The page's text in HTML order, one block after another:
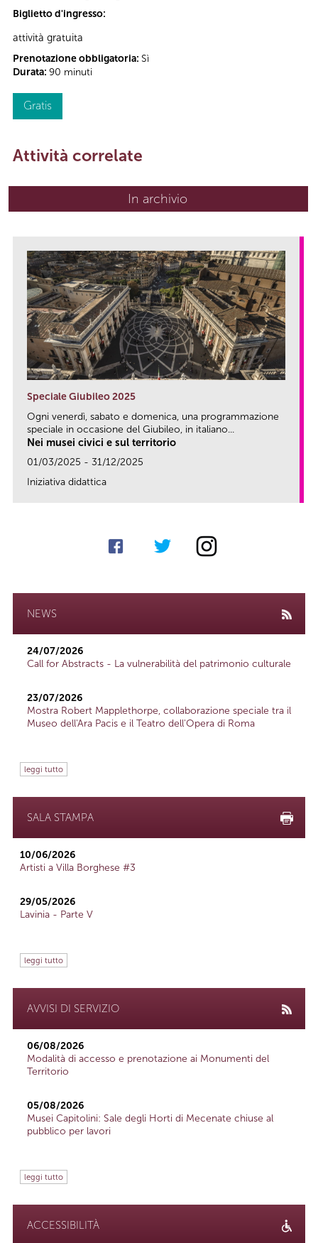
Biglietto d'ingresso:
attività gratuita
Prenotazione obbligatoria: Sì
Durata: 90 minuti
Gratis
Attività correlate
In archivio
Speciale Giubileo 2025
Ogni venerdì, sabato e domenica, una programmazione
speciale in occasione del Giubileo, in italiano...
Nei musei civici e sul territorio
01/03/2025 - 31/12/2025
Iniziativa didattica
NEWS
24/07/2026
Call for Abstracts - La vulnerabilità del patrimonio culturale
23/07/2026
Mostra Robert Mapplethorpe, collaborazione speciale tra il
Museo dell'Ara Pacis e il Teatro dell'Opera di Roma
leggi tutto
SALA STAMPA
10/06/2026
Artisti a Villa Borghese #3
29/05/2026
Lavinia - Parte V
leggi tutto
AVVISI DI SERVIZIO
06/08/2026
Modalità di accesso e prenotazione ai Monumenti del
Territorio
05/08/2026
Musei Capitolini: Sale degli Horti di Mecenate chiuse al
pubblico per lavori
leggi tutto
ACCESSIBILITÀ